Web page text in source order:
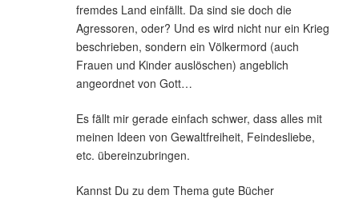
fremdes Land einfällt. Da sind sie doch die
Agressoren, oder? Und es wird nicht nur ein Krieg
beschrieben, sondern ein Völkermord (auch
Frauen und Kinder auslöschen) angeblich
angeordnet von Gott…
Es fällt mir gerade einfach schwer, dass alles mit
meinen Ideen von Gewaltfreiheit, Feindesliebe,
etc. übereinzubringen.
Kannst Du zu dem Thema gute Bücher